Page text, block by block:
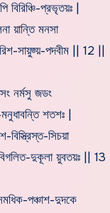
বিরিঞ্চি-প্রভৃতয়ঃ |
য়ান্তি মনসা
সায়ুজ্য়-পদবীম || 12 ||
নর্মসু জডং
শতশঃ |
সিচয়া
দুকূলা য়ুবতয়ঃ || 13 ||
পঞ্চাশ-দুদকে